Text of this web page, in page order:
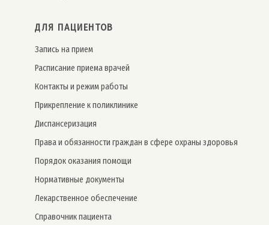
ДЛЯ ПАЦИЕНТОВ
Запись на прием
Расписание приема врачей
Контакты и режим работы
Прикрепление к поликлинике
Дис­пансе­риза­ция
Права и обязанности граждан в сфере охраны здоровья
Порядок оказания помощи
Нормативные документы
Лекарственное обеспечение
Справочник пациента